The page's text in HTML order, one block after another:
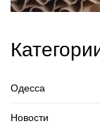
Одесса
Новости